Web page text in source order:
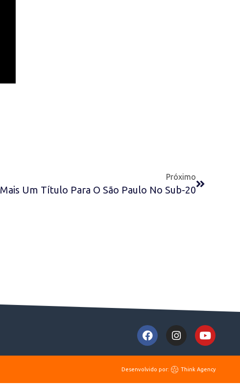
Próximo
Mais Um Título Para O São Paulo No Sub-20
Desenvolvido por: Think Agency